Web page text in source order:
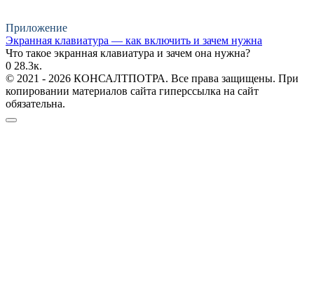
Приложение
Экранная клавиатура — как включить и зачем нужна
Что такое экранная клавиатура и зачем она нужна?
0 28.3к.
© 2021 - 2026 КОНСАЛТПОТРА. Все права защищены. При
копировании материалов сайта гиперссылка на сайт
обязательна.